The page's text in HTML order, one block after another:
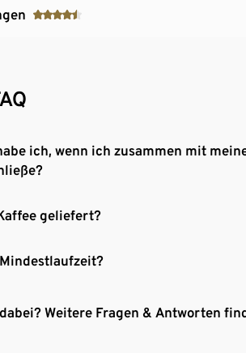
ich, wenn ich zusammen mit
geliefert?
Weitere Fragen & Antworten